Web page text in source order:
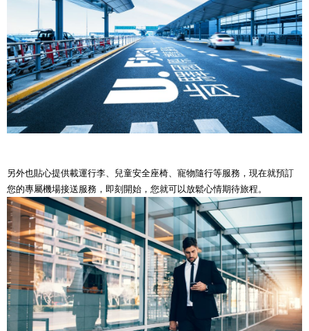
另外也貼心提供載運行李、兒童安全座椅、寵物隨行等服務，現在就預訂
您的專屬機場接送服務，即刻開始，您就可以放鬆心情期待旅程。